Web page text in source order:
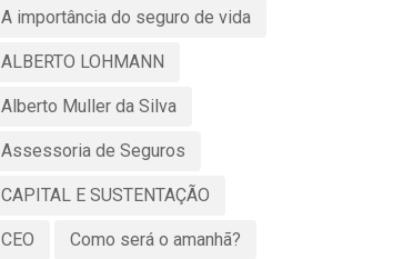
A importância do seguro de vida
ALBERTO LOHMANN
Alberto Muller da Silva
Assessoria de Seguros
CAPITAL E SUSTENTAÇÃO
CEO Como será o amanhã?